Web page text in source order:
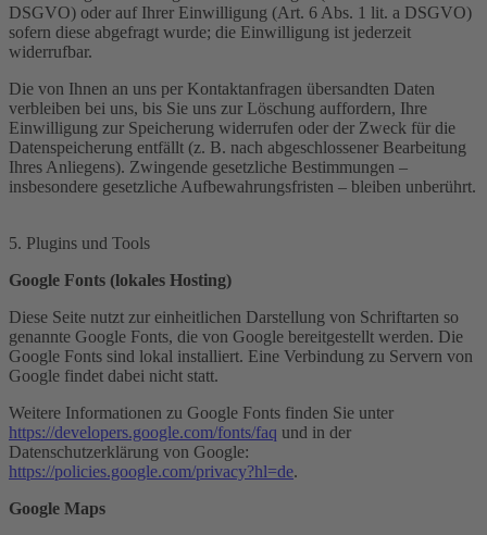
DSGVO) oder auf Ihrer Einwilligung (Art. 6 Abs. 1 lit. a DSGVO)
sofern diese abgefragt wurde; die Einwilligung ist jederzeit
widerrufbar.
Die von Ihnen an uns per Kontaktanfragen übersandten Daten
verbleiben bei uns, bis Sie uns zur Löschung auffordern, Ihre
Einwilligung zur Speicherung widerrufen oder der Zweck für die
Datenspeicherung entfällt (z. B. nach abgeschlossener Bearbeitung
Ihres Anliegens). Zwingende gesetzliche Bestimmungen –
insbesondere gesetzliche Aufbewahrungsfristen – bleiben unberührt.
5. Plugins und Tools
Google Fonts (lokales Hosting)
Diese Seite nutzt zur einheitlichen Darstellung von Schriftarten so
genannte Google Fonts, die von Google bereitgestellt werden. Die
Google Fonts sind lokal installiert. Eine Verbindung zu Servern von
Google findet dabei nicht statt.
Weitere Informationen zu Google Fonts finden Sie unter
https://developers.google.com/fonts/faq und in der
Datenschutzerklärung von Google:
https://policies.google.com/privacy?hl=de.
Google Maps